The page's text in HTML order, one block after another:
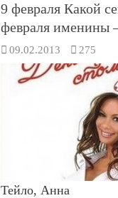
9 февраля Какой
февраля именины
09.02.2013 275
Тейло, Анна